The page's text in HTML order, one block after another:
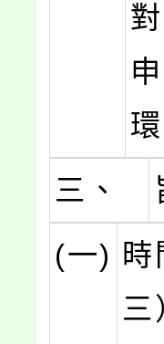
三、
(一)
三